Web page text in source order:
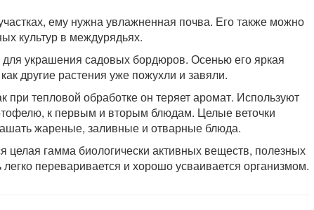
ему нужна увлажненная почва. Его также можно
культур в междурядьях.
украшения садовых бордюров. Осенью его яркая
другие растения уже пожухли и завяли.
при тепловой обработке он теряет аромат. Используют
к первым и вторым блюдам. Целые веточки
жареные, заливные и отварные блюда.
гамма биологически активных веществ, полезных
переваривается и хорошо усваивается организмом.